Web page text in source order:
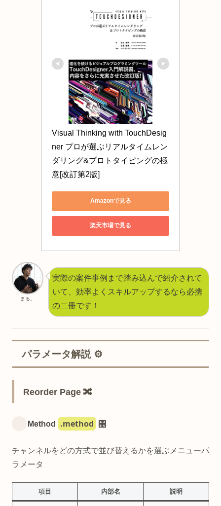
Visual Thinking with TouchDesig
ner プロが選ぶリアルタイムレン
ダリング&プロトタイピングの極
意[改訂第2版]
Amazonで見る
楽天市場で見る
まる。
実際の案件事例まで踏み込んで紹介されて
いて、効率よくスキルアップするなら必携
の二冊です！
パラメータ解説 ⚙️
Reorder Page 🔀
Method .method 🎛️
チャンネルをどの方式で並び替えるかを選ぶメニューパ
ラメータ
項目 内部名 説明